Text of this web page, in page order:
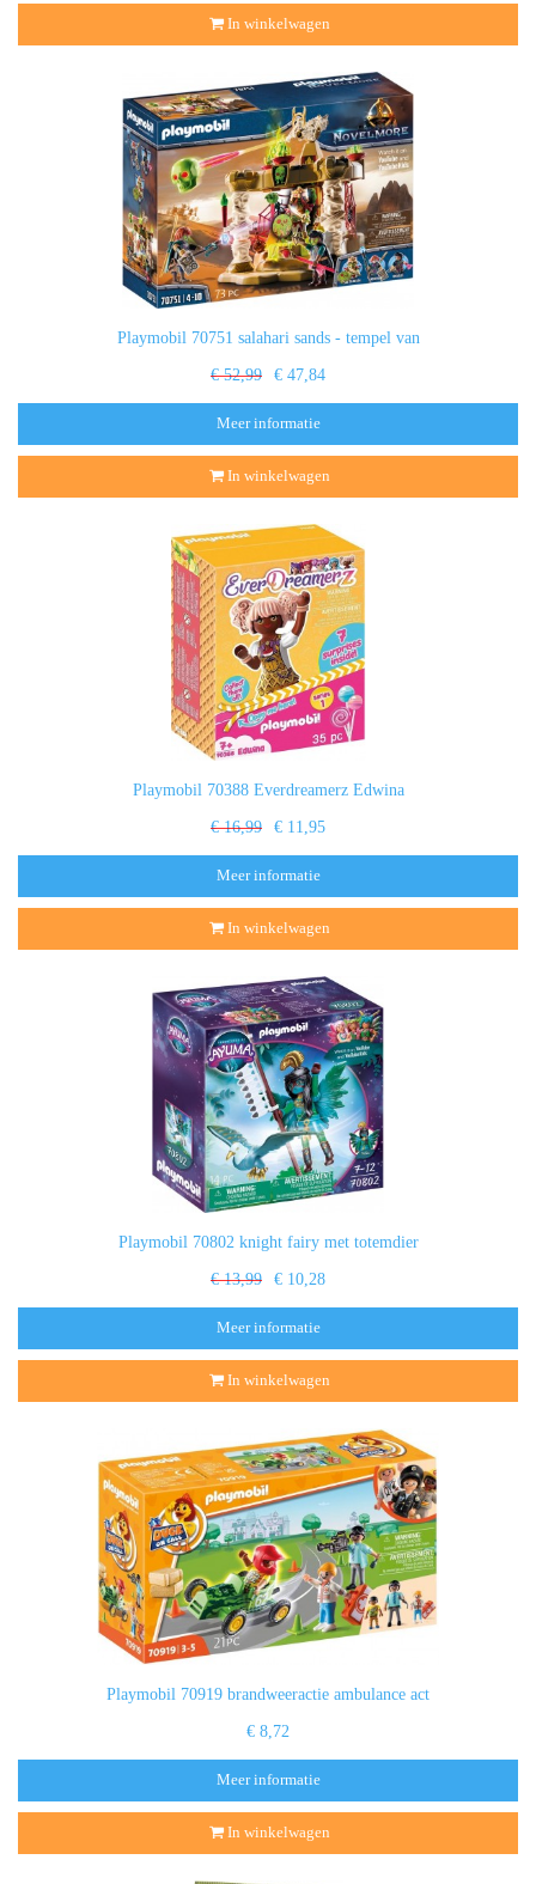
In winkelwagen
Playmobil 70751 salahari sands - tempel van
€ 52,99 € 47,84
Meer informatie
In winkelwagen
Playmobil 70388 Everdreamerz Edwina
€ 16,99 € 11,95
Meer informatie
In winkelwagen
Playmobil 70802 knight fairy met totemdier
€ 13,99 € 10,28
Meer informatie
In winkelwagen
Playmobil 70919 brandweeractie ambulance act
€ 8,72
Meer informatie
In winkelwagen